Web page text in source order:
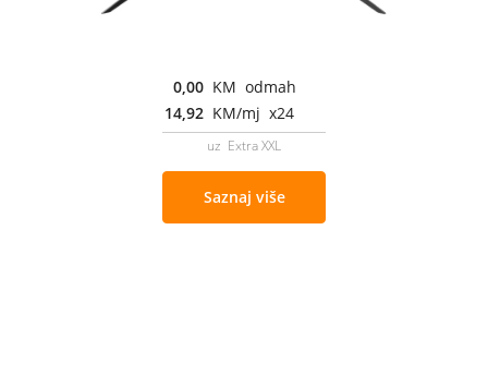
0,00 KM odmah
14,92 KM/mj x24
uz Extra XXL
Saznaj više